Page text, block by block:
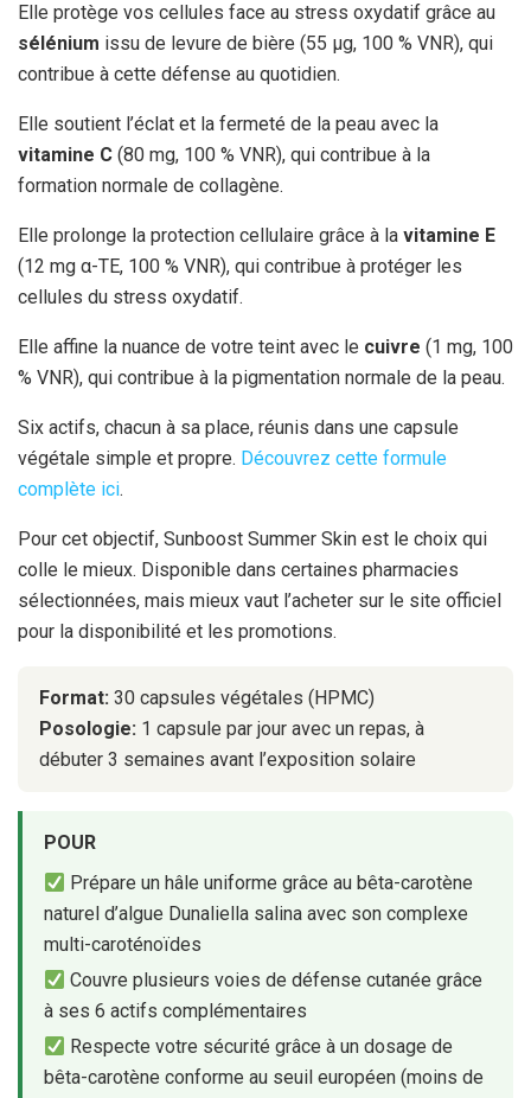
Elle protège vos cellules face au stress oxydatif grâce au
sélénium issu de levure de bière (55 μg, 100 % VNR), qui
contribue à cette défense au quotidien.
Elle soutient l’éclat et la fermeté de la peau avec la
vitamine C (80 mg, 100 % VNR), qui contribue à la
formation normale de collagène.
Elle prolonge la protection cellulaire grâce à la vitamine E
(12 mg α-TE, 100 % VNR), qui contribue à protéger les
cellules du stress oxydatif.
Elle affine la nuance de votre teint avec le cuivre (1 mg, 100
% VNR), qui contribue à la pigmentation normale de la peau.
Six actifs, chacun à sa place, réunis dans une capsule
végétale simple et propre. Découvrez cette formule
complète ici.
Pour cet objectif, Sunboost Summer Skin est le choix qui
colle le mieux. Disponible dans certaines pharmacies
sélectionnées, mais mieux vaut l’acheter sur le site officiel
pour la disponibilité et les promotions.
Format: 30 capsules végétales (HPMC)
Posologie: 1 capsule par jour avec un repas, à
débuter 3 semaines avant l’exposition solaire
POUR
Prépare un hâle uniforme grâce au bêta-carotène
naturel d’algue Dunaliella salina avec son complexe
multi-caroténoïdes
Couvre plusieurs voies de défense cutanée grâce
à ses 6 actifs complémentaires
Respecte votre sécurité grâce à un dosage de
bêta-carotène conforme au seuil européen (moins de